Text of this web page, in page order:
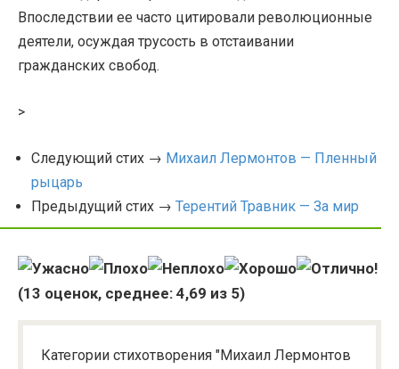
Впоследствии ее часто цитировали революционные
деятели, осуждая трусость в отстаивании
гражданских свобод.
>
Следующий стих → Михаил Лермонтов — Пленный
рыцарь
Предыдущий стих → Терентий Травник — За мир
(13 оценок, среднее: 4,69 из 5)
Категории стихотворения "Михаил Лермонтов